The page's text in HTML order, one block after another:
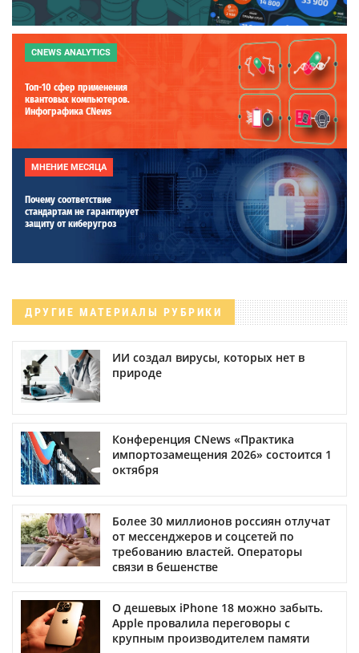
CNEWS ANALYTICS
Топ-10 сфер применения
квантовых компьютеров.
Инфографика CNews
МНЕНИЕ МЕСЯЦА
Почему соответствие
стандартам не гарантирует
защиту от киберугроз
ДРУГИЕ МАТЕРИАЛЫ РУБРИКИ
ИИ создал вирусы, которых нет в
природе
Конференция CNews «Практика
импортозамещения 2026» состоится 1
октября
Более 30 миллионов россиян отлучат
от мессенджеров и соцсетей по
требованию властей. Операторы
связи в бешенстве
О дешевых iPhone 18 можно забыть.
Apple провалила переговоры с
крупным производителем памяти